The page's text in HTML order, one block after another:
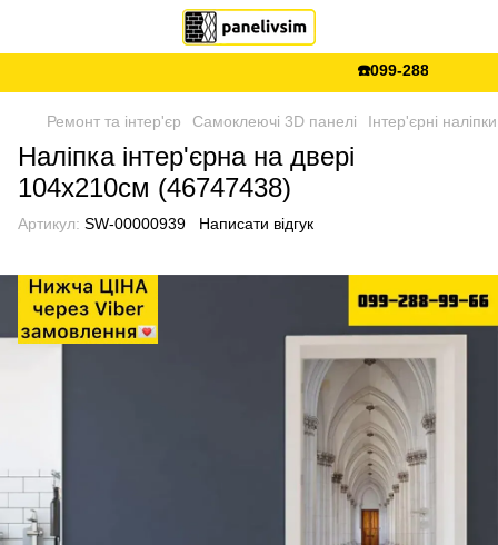
☎️099-288-99-66 💵Є
Ремонт та інтер'єр Самоклеючі 3D панелі Інтер'єрні наліпки
Наліпка інтер'єрна на двері
104х210см (46747438)
Артикул: SW-00000939 Написати відгук